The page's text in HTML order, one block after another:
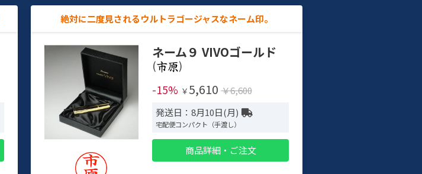
絶対に二度見されるウルトラゴージャスなネーム印。
ネーム９ VIVOゴールド
(
)
-15% ￥ 5,610 ￥6,600
発送日：8月10日(月)
宅配便コンパクト（手渡し）
商品詳細・ご注文